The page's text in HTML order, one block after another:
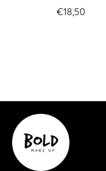
€18,50